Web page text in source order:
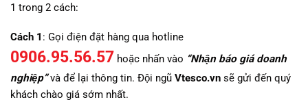
1 trong 2 cách:
Cách 1 : Gọi điện đặt hàng qua hotline
0906.95.56.57 hoặc nhấn vào “Nhận báo giá doanh
nghiệp”và để lại thông tin. Đội ngũ Vtesco.vn sẽ gửi đến quý
khách chào giá sớm nhất.